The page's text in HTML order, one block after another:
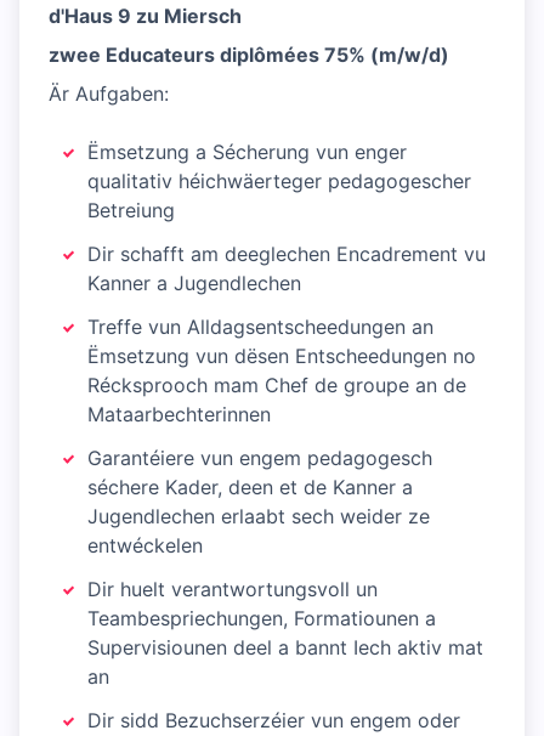
d'Haus 9 zu Miersch
zwee Educateurs diplômées 75% (m/w/d)
Är Aufgaben:
Ëmsetzung a Sécherung vun enger
qualitativ héichwäerteger pedagogescher
Betreiung
Dir schafft am deeglechen Encadrement vu
Kanner a Jugendlechen
Treffe vun Alldagsentscheedungen an
Ëmsetzung vun dësen Entscheedungen no
Récksprooch mam Chef de groupe an de
Mataarbechterinnen
Garantéiere vun engem pedagogesch
séchere Kader, deen et de Kanner a
Jugendlechen erlaabt sech weider ze
entwéckelen
Dir huelt verantwortungsvoll un
Teambespriechungen, Formatiounen a
Supervisiounen deel a bannt Iech aktiv mat
an
Dir sidd Bezuchserzéier vun engem oder